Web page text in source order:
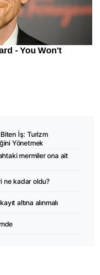
İş: Turizm
Yönetmek
mermiler ona ait
ne kadar oldu?
altına alınmalı